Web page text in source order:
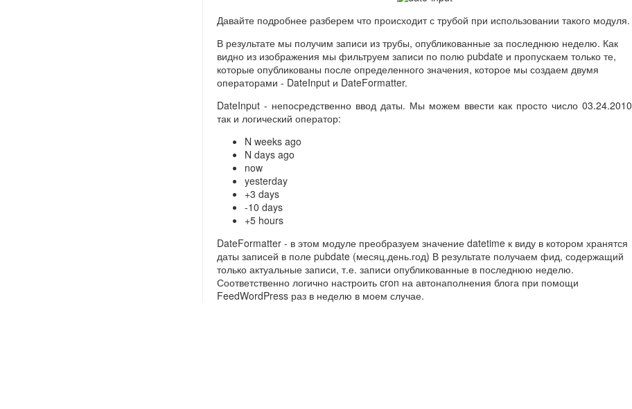
Давайте подробнее разберем что происходит с трубой при использовании такого модуля.
В результате мы получим записи из трубы, опубликованные за последнюю неделю. Как
видно из изображения мы фильтруем записи по полю pubdate и пропускаем только те,
которые опубликованы после определенного значения, которое мы создаем двумя
операторами - DateInput и DateFormatter.
DateInput - непосредственно ввод даты. Мы можем ввести как просто число 03.24.2010
так и логический оператор:
N weeks ago
N days ago
now
yesterday
+3 days
-10 days
+5 hours
DateFormatter - в этом модуле преобразуем значение datetime к виду в котором хранятся
даты записей в поле pubdate (месяц.день.год) В результате получаем фид, содержащий
только актуальные записи, т.е. записи опубликованные в последнюю неделю.
Соответственно логично настроить cron на автонаполнения блога при помощи
FeedWordPress раз в неделю в моем случае.